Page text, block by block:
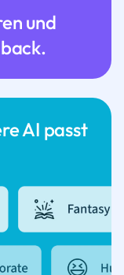
AI passt
und